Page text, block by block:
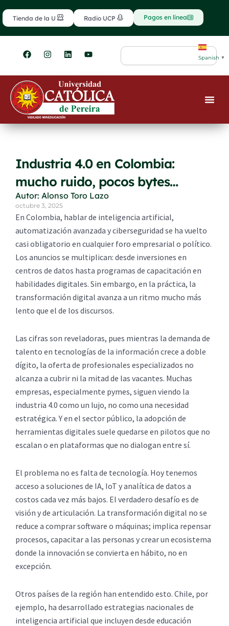
al
contenido
Tienda de la U Radio UCP Pagos en línea
F
a
e
b
o
o
k
I
n
t
g
r
m
L
i
k
e
d
i
n
Y
o
t
u
b
e
Search
Spanish ▼
Industria 4.0 en Colombia:
mucho ruido, pocos bytes…
Autor: Alonso Toro Lazo
octubre 3, 2025
En Colombia, hablar de inteligencia artificial,
automatización avanzada y ciberseguridad se ha vuelto
casi obligatorio en cualquier foro empresarial o político.
Los anuncios se multiplican: desde inversiones en
centros de datos hasta programas de capacitación en
habilidades digitales. Sin embargo, en la práctica, la
transformación digital avanza a un ritmo mucho más
lento que el de los discursos.
Las cifras son reveladoras, pues mientras la demanda de
talento en tecnologías de la información crece a doble
dígito, la oferta de profesionales especializados no
alcanza a cubrir ni la mitad de las vacantes. Muchas
empresas, especialmente pymes, siguen viendo la
industria 4.0 como un lujo, no como una necesidad
estratégica. Y en el sector público, la adopción de
herramientas digitales suele quedarse en pilotos que no
escalan o en plataformas que no dialogan entre sí.
El problema no es falta de tecnología. Hoy tenemos
acceso a soluciones de IA, IoT y analítica de datos a
costos cada vez más bajos. El verdadero desafío es de
visión y de articulación. La transformación digital no se
reduce a comprar software o máquinas; implica repensar
procesos, capacitar a las personas y crear un ecosistema
donde la innovación se convierta en hábito, no en
excepción.
Otros países de la región han entendido esto. Chile, por
ejemplo, ha desarrollado estrategias nacionales de
inteligencia artificial que incluyen desde educación